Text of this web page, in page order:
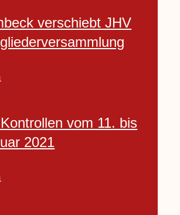
verschiebt JHV
vom 11. bis
2021